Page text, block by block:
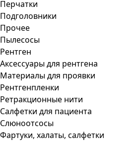
Перчатки
Подголовники
Прочее
Пылесосы
Рентген
Аксессуары для рентгена
Материалы для проявки
Рентгенпленки
Ретракционные нити
Салфетки для пациента
Слюноотсосы
Фартуки, халаты, салфетки